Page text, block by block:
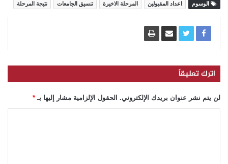
الوسوم اعداد المقبولين المرحلة الاخيرة تنسيق الجامعات نتيجة المرحلة
اترك تعليقاً
لن يتم نشر عنوان بريدك الإلكتروني. الحقول الإلزامية مشار إليها بـ *